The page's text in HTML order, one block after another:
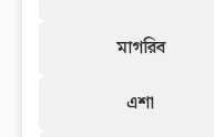
মাগরিব
এশা